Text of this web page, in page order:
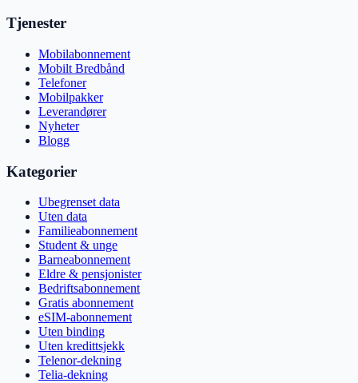
Tjenester
Mobilabonnement
Mobilt Bredbånd
Telefoner
Mobilpakker
Leverandører
Nyheter
Blogg
Kategorier
Ubegrenset data
Uten data
Familieabonnement
Student & unge
Barneabonnement
Eldre & pensjonister
Bedriftsabonnement
Gratis abonnement
eSIM-abonnement
Uten binding
Uten kredittsjekk
Telenor-dekning
Telia-dekning